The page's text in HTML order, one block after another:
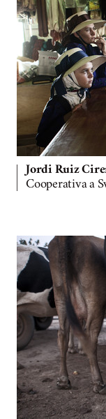
Jordi Ruiz
Cooperativa a